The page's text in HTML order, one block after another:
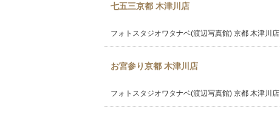
七五三京都 木津川店
フォトスタジオワタナベ(渡辺写真館) 京都 木津川店
お宮参り京都 木津川店
フォトスタジオワタナベ(渡辺写真館) 京都 木津川店